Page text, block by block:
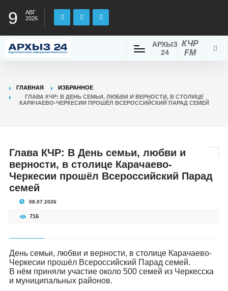
9
АВГ
2026
КЧР
FM
АРХЫЗ
24
ГЛАВНАЯ
ИЗБРАННОЕ
ГЛАВА КЧР: В ДЕНЬ СЕМЬИ, ЛЮБВИ И ВЕРНОСТИ, В СТОЛИЦЕ
КАРАЧАЕВО-ЧЕРКЕСИИ ПРОШЁЛ ВСЕРОССИЙСКИЙ ПАРАД СЕМЕЙ
Глава КЧР: В День семьи, любви и
верности, в столице Карачаево-
Черкесии прошёл Всероссийский Парад
семей
08.07.2026
716
День семьи, любви и верности, в столице Карачаево-
Черкесии прошёл Всероссийский Парад семей.
В нём приняли участие около 500 семей из Черкесска
и муниципальных районов.